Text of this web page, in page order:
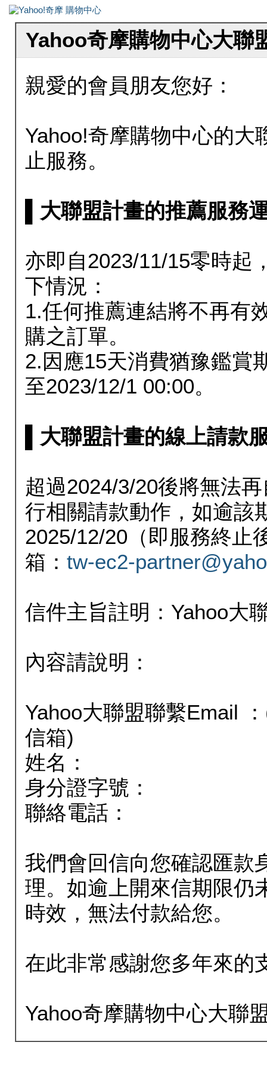
Yahoo奇摩購物中心大聯
親愛的會員朋友您好：
Yahoo!奇摩購物中心的大
止服務。
▌大聯盟計畫的推薦服務
亦即自2023/11/15零時起
下情況：
1.任何推薦連結將不再有
購之訂單。
2.因應15天消費猶豫鑑賞
至2023/12/1 00:00。
▌大聯盟計畫的線上請款
超過2024/3/20後將無法
行相關請款動作，如逾該
2025/12/20（即服務終止
箱： tw-ec2-
信件主旨註明：Yahoo大
內容請說明：
Yahoo大聯盟聯繫Email
信箱)
姓名：
身分證字號：
聯絡電話：
我們會回信向您確認匯款
理。如逾上開來信期限仍
時效，無法付款給您。
在此非常感謝您多年來的
Yahoo奇摩購物中心大